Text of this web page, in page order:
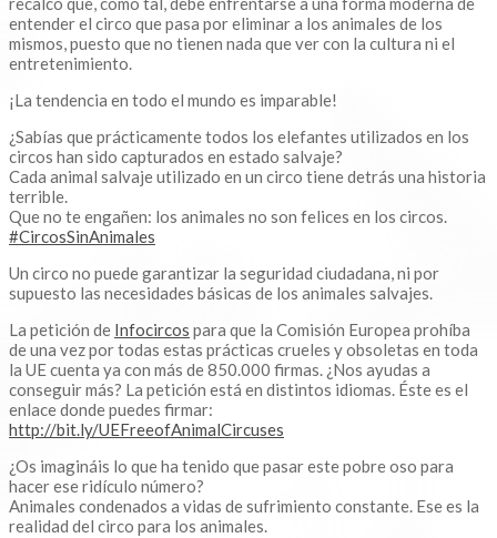
entender el circo que pasa por eliminar a los animales de los
mismos, puesto que no tienen nada que ver con la cultura ni el
entretenimiento.
¡La tendencia en todo el mundo es imparable!
¿Sabías que prácticamente todos los elefantes utilizados en los
circos han sido capturados en estado salvaje?
Cada animal salvaje utilizado en un circo tiene detrás una historia
terrible.
Que no te engañen: los animales no son felices en los circos.
#CircosSinAnimales
Un circo no puede garantizar la seguridad ciudadana, ni por
supuesto las necesidades básicas de los animales salvajes.
La petición de Infocircos para que la Comisión Europea prohíba
de una vez por todas estas prácticas crueles y obsoletas en toda
la UE cuenta ya con más de 850.000 firmas. ¿Nos ayudas a
conseguir más? La petición está en distintos idiomas. Éste es el
enlace donde puedes firmar:
http://bit.ly/UEFreeofAnimalCircuses
¿Os imagináis lo que ha tenido que pasar este pobre oso para
hacer ese ridículo número?
Animales condenados a vidas de sufrimiento constante. Ese es la
realidad del circo para los animales.